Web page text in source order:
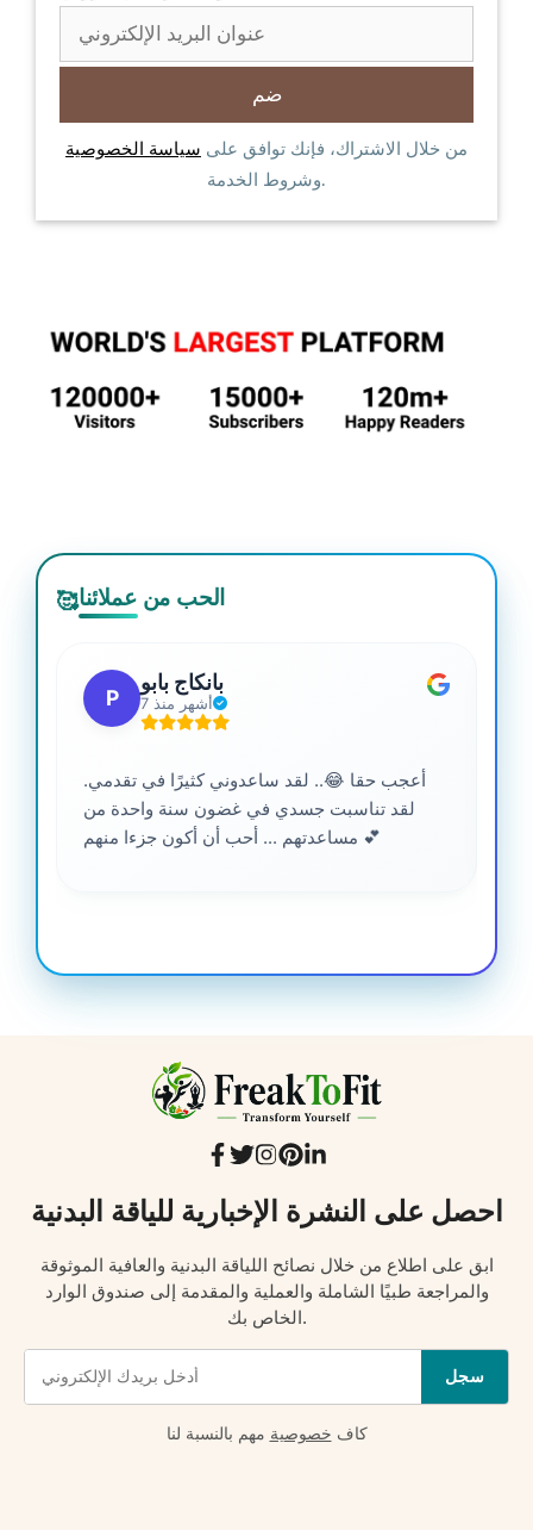
من خلال الاشتراك، فإنك توافق على سياسة الخصوصية
وشروط الخدمة.
🥰الحب من عملائنا
P
بانكاج بابو
7 أشهر منذ
أعجب حقا 😂.. لقد ساعدوني كثيرًا في تقدمي.
لقد تناسبت جسدي في غضون سنة واحدة من
مساعدتهم ... أحب أن أكون جزءا منهم 💕
احصل على النشرة الإخبارية للياقة البدنية
ابق على اطلاع من خلال نصائح اللياقة البدنية والعافية الموثوقة
والمراجعة طبيًا الشاملة والعملية والمقدمة إلى صندوق الوارد
الخاص بك.
سجل
كاف خصوصية مهم بالنسبة لنا